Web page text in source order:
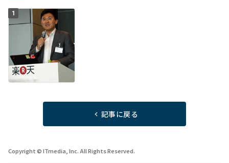
1
記事に戻る
Copyright © ITmedia, Inc. All Rights Reserved.